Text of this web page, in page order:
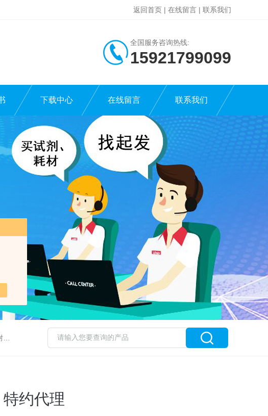
返回首页 | 在线留言 | 联系我们
全国服务咨询热线:
15921799099
下载中心 在线留言 联系我们
约代理